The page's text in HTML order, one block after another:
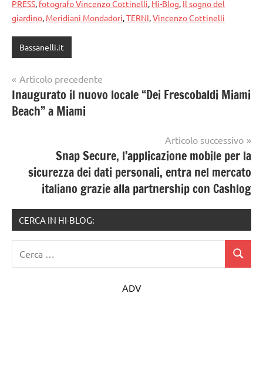
PRESS, fotografo Vincenzo Cottinelli, Hi-Blog, Il sogno del
giardino, Meridiani Mondadori,TERNI,Vincenzo Cottinelli
Bassanelli.it
Navigazione
articoli
Articolo precedente
Inaugurato il nuovo locale “Dei Frescobaldi Miami
Beach” a Miami
Articolo successivo
Snap Secure, l’applicazione mobile per la
sicurezza dei dati personali, entra nel mercato
italiano grazie alla partnership con Cashlog
CERCA IN HI-BLOG:
Cerca
ADV